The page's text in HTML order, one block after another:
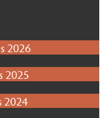
2026
2025
2024